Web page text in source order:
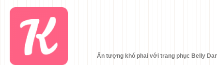
Ấn tượng khó phai với trang phục Belly